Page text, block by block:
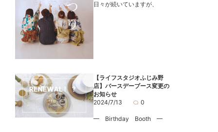
日々が続いていますが、
【ライフスタジオふじみ野
店】バースデーブース変更の
お知らせ
2024/7/13
0
━ Birthday Booth ━